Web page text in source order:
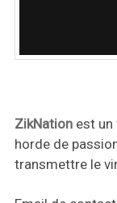
ZikNationest un
horde de
transmettre le